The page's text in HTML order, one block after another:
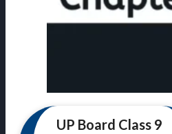
UP Board Class 9